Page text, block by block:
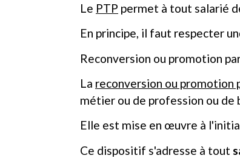
Le PTP permet à tout salarié
En principe, il faut respecter
Reconversion ou promotion
La reconversion ou promotion
métier ou de profession ou
Elle est mise en œuvre à
Ce dispositif s'adresse à tout